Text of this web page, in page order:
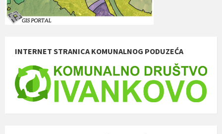
INTERNET STRANICA KOMUNALNOG PODUZEĆA